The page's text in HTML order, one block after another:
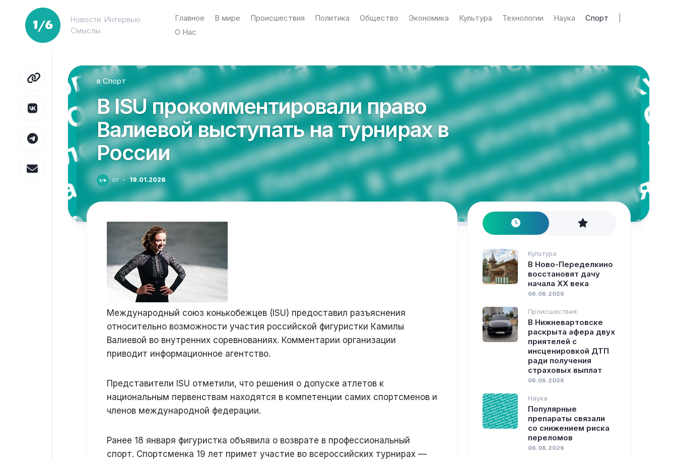
содержанию
Новости. Интервью.
Смыслы.
Главное В мире Происшествия Политика Общество Экономика Культура Технологии Наука Спорт
О Нас
вСпорт
В ISU прокомментировали право
Валиевой выступать на турнирах в
России
от · 19.01.2026
Международный союз конькобежцев (ISU) предоставил разъяснения
относительно возможности участия российской фигуристки Камилы
Валиевой во внутренних соревнованиях. Комментарии организации
приводит информационное агентство.
Представители ISU отметили, что решения о допуске атлетов к
национальным первенствам находятся в компетенции самих спортсменов и
членов международной федерации.
Ранее 18 января фигуристка объявила о возврате в профессиональный
спорт. Спортсменка 19 лет примет участие во всероссийских турнирах —
Культура
В Ново-Переделкино
восстановят дачу
начала XX века
06.08.2026
Происшествия
В Нижневартовске
раскрыта афера двух
приятелей с
инсценировкой ДТП
ради получения
страховых выплат
06.08.2026
Наука
Популярные
препараты связали
со снижением риска
переломов
06.08.2026